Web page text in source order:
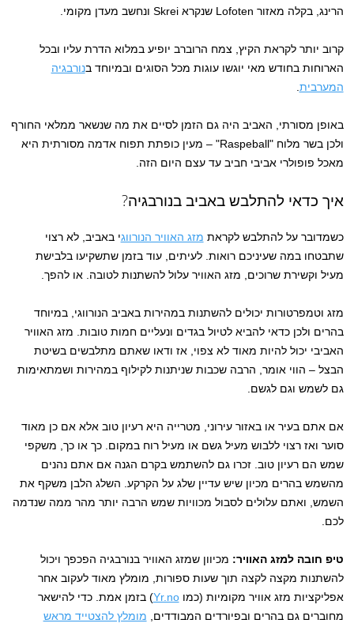
הרינג, בקלה מאזור Lofoten שנקרא Skrei ונחשב מעדן מקומי.
קרוב יותר לקראת הקיץ, צמח הרוברב יופיע במלוא הדרת עליו ובכל
הארוחות בחודש מאי יוגשו עוגות מכל הסוגים ובמיוחד בנורבגיה
המערבית
באופן מסורתי, האביב היה גם הזמן לסיים את מה שנשאר ממלאי החורף
ולכן בשר מלוח "Raspeball" – מעין כופתת תפוח אדמה מסורתית היא
מאכל פופולרי אביבי חביב עד עצם היום הזה.
איך כדאי להתלבש באביב בנורבגיה?
כשמדובר על להתלבש לקראת מזג האוויר הנורווגי באביב, לא רצוי
שתבטחו במה שעיניכם רואות. לעיתים, עוד בזמן שתשקיעו בלבישת
מעיל וקשירת שרוכים, מזג האוויר עלול להשתנות לטובה. או להפך.
מזג וטמפרטורות יכולים להשתנות במהירות באביב הנורווגי, במיוחד
בהרים ולכן כדאי להביא לטיול בגדים ונעליים חמות טובות. מזג האוויר
האביבי יכול להיות מאוד לא צפוי, אז ודאו שאתם מתלבשים בשיטת
הבצל – הווי אומר, הרבה שכבות שניתנות לקילוף במהירות ושמתאימות
גם לשמש וגם לגשם.
אם אתם בעיר או באזור עירוני, מטרייה היא רעיון טוב אלא אם כן מאוד
סוער ואז רצוי ללבוש מעיל גשם או מעיל רוח במקום. כך או כך, משקפי
שמש הם רעיון טוב. זכרו גם להשתמש בקרם הגנה אם אתם נהנים
מהשמש בהרים מכיון שיש עדיין שלג על הקרקע. השלג הלבן משקף את
השמש, ואתם עלולים לסבול מכוויות שמש הרבה יותר מהר ממה שנדמה
לכם.
טיפ חובה למזג האוויר: מכיוון שמזג האוויר בנורבגיה הפכפך ויכול
להשתנות מקצה לקצה תוך שעות ספורות, מומלץ מאוד לעקוב אחר
אפליקציות מזג אוויר מקומיות (כמוYr.no) בזמן אמת. כדי להישאר
מחוברים גם בהרים ובפיורדים המבודדים, מומלץ להצטייד מראש